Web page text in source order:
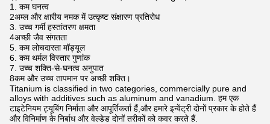
1. कम घनत्व
2अम्ल और क्षारीय नमक में उत्कृष्ट संक्षारण प्रतिरोध
3. उच्च गर्मी हस्तांतरण क्षमता
4अच्छी जैव संगतता
5. कम लोचदारता मॉड्यूल
6. कम थर्मल विस्तार गुणांक
7. उच्च शक्ति-से-घनत्व अनुपात
8कम और उच्च तापमान पर अच्छी शक्ति।
Titanium is classified in two categories, commercially pure and
alloys with additives such as aluminum and vanadium. हम एक
टाइटेनियम ट्यूबिंग निर्माता और आपूर्तिकर्ता हैं,और हमारे इन्वेंट्री दोनों प्रकार के होते हैं
और विनिर्माण के निर्बाध और वेल्डेड दोनों तरीकों को कवर करते हैं.